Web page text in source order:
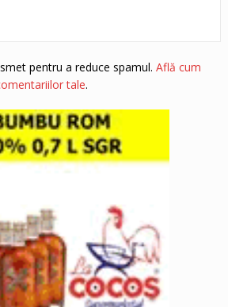
pentru a reduce spamul. Află cum
tale.